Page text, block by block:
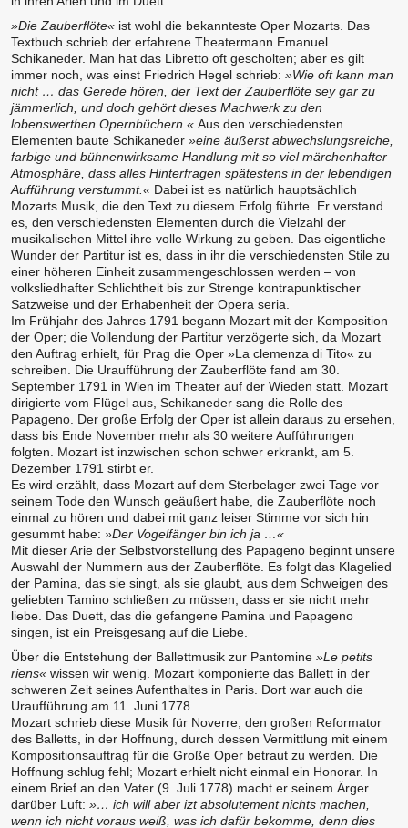
»Die Zauberflöte« ist wohl die bekannteste Oper Mozarts. Das
Textbuch schrieb der erfahrene Theatermann Emanuel
Schikaneder. Man hat das Libretto oft gescholten; aber es gilt
immer noch, was einst Friedrich Hegel schrieb: »Wie oft kann man
nicht … das Gerede hören, der Text der Zauberflöte sey gar zu
jämmerlich, und doch gehört dieses Machwerk zu den
lobenswerthen Opernbüchern.« Aus den verschiedensten
Elementen baute Schikaneder »eine äußerst abwechslungsreiche,
farbige und bühnenwirksame Handlung mit so viel märchenhafter
Atmosphäre, dass alles Hinterfragen spätestens in der lebendigen
Aufführung verstummt.« Dabei ist es natürlich hauptsächlich
Mozarts Musik, die den Text zu diesem Erfolg führte. Er verstand
es, den verschiedensten Elementen durch die Vielzahl der
musikalischen Mittel ihre volle Wirkung zu geben. Das eigentliche
Wunder der Partitur ist es, dass in ihr die verschiedensten Stile zu
einer höheren Einheit zusammengeschlossen werden – von
volksliedhafter Schlichtheit bis zur Strenge kontrapunktischer
Satzweise und der Erhabenheit der Opera seria.
Im Frühjahr des Jahres 1791 begann Mozart mit der Komposition
der Oper; die Vollendung der Partitur verzögerte sich, da Mozart
den Auftrag erhielt, für Prag die Oper »La clemenza di Tito« zu
schreiben. Die Uraufführung der Zauberflöte fand am 30.
September 1791 in Wien im Theater auf der Wieden statt. Mozart
dirigierte vom Flügel aus, Schikaneder sang die Rolle des
Papageno. Der große Erfolg der Oper ist allein daraus zu ersehen,
dass bis Ende November mehr als 30 weitere Aufführungen
folgten. Mozart ist inzwischen schon schwer erkrankt, am 5.
Dezember 1791 stirbt er.
Es wird erzählt, dass Mozart auf dem Sterbelager zwei Tage vor
seinem Tode den Wunsch geäußert habe, die Zauberflöte noch
einmal zu hören und dabei mit ganz leiser Stimme vor sich hin
gesummt habe: »Der Vogelfänger bin ich ja …«
Mit dieser Arie der Selbstvorstellung des Papageno beginnt unsere
Auswahl der Nummern aus der Zauberflöte. Es folgt das Klagelied
der Pamina, das sie singt, als sie glaubt, aus dem Schweigen des
geliebten Tamino schließen zu müssen, dass er sie nicht mehr
liebe. Das Duett, das die gefangene Pamina und Papageno
singen, ist ein Preisgesang auf die Liebe.
Über die Entstehung der Ballettmusik zur Pantomine »Le petits
riens« wissen wir wenig. Mozart komponierte das Ballett in der
schweren Zeit seines Aufenthaltes in Paris. Dort war auch die
Uraufführung am 11. Juni 1778.
Mozart schrieb diese Musik für Noverre, den großen Reformator
des Balletts, in der Hoffnung, durch dessen Vermittlung mit einem
Kompositionsauftrag für die Große Oper betraut zu werden. Die
Hoffnung schlug fehl; Mozart erhielt nicht einmal ein Honorar. In
einem Brief an den Vater (9. Juli 1778) macht er seinem Ärger
darüber Luft: »… ich will aber izt absolutement nichts machen,
wenn ich nicht voraus weiß, was ich dafür bekomme, denn dies